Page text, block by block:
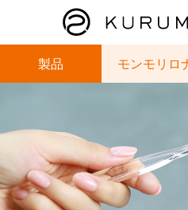
製品 モンモリロ
HOME
プロダクト
モンモリロナイトラボ